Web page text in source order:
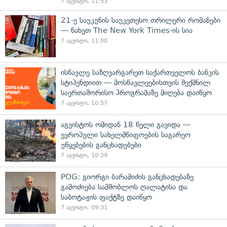
21-ე საუკუნის საუკეთესო თრილერი რომანები
— ნახეთ The New York Times-ის სია
7 აგვისტო, 11:00
ისწავლე საზღვარგარეთ საქართველოს ბანკის
სტიპენდიით — მოსწავლეებისთვის შექმნილ
საერთაშორისო პროგრამაზე მიღება დაიწყო
7 აგვისტო, 10:57
აგვისტოს ომიდან 18 წელი გავიდა —
ევროპული სახელმწიფოების საგარეო
უწყებების განცხადებები
7 აგვისტო, 10:39
POG: გიორგი ბარამიძის განცხადებაზე
გამოძიება სამშობლოს ღალატისა და
საბოტაჟის ფაქტზე დაიწყო
7 აგვისტო, 09:31